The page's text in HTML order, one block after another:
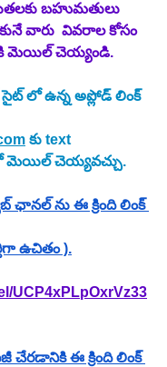
బహుమతులు
వారు  వివరాల కోసం
మెయిల్ చెయ్యండి.
లో ఉన్న అప్లోడ్ లింక్
కు text
మెయిల్ చెయ్యవచ్చు.
ను ఈ క్రింది లింక్
ఉచితం ).
UCP4xPLpOxrVz33
చేరడానికి ఈ క్రింది లింక్